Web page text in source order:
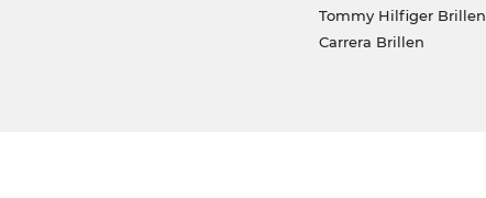
Tommy Hilfiger Brillen
Carrera Brillen